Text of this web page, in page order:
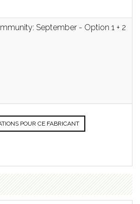
September - Option 1 + 2
POUR CE FABRICANT